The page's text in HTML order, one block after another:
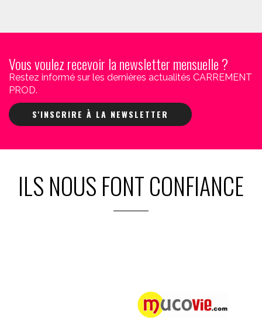
Vous voulez recevoir la newsletter mensuelle ?
Restez informé sur les dernières actualités CARREMENT
PROD.
S'INSCRIRE À LA NEWSLETTER
ILS NOUS FONT CONFIANCE